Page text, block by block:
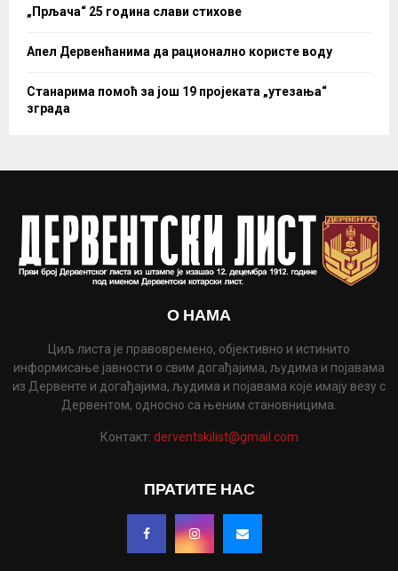
„Прљача“ 25 година слави стихове
Апел Дервенћанима да рационално користе воду
Станарима помоћ за још 19 пројеката „утезања“
зграда
О НАМА
Циљ листа је правовремено, објективно и истинито
информисање јавности о свим догађајима, људима и појавама
из Дервенте и догађајима, људима и појавама које имају везу с
Дервентом, односно са њеним становницима.
Контакт: derventskilist@gmail.com
ПРАТИТЕ НАС